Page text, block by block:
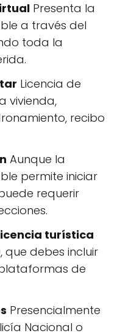
Presenta la
a través del
toda la
Licencia de
vivienda,
recibo
Aunque la
permite iniciar
requerir
turística
que debes incluir
de
Presencialmente
Nacional o